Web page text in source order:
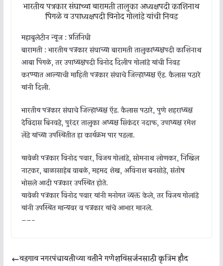
भारतीय पत्रकार संघाच्या बारामती तालुका अध्यक्षपदी काशिनाथ
पिंगळे व उपाध्यक्षपदी विनोद गोलांडे यांची निवड
महाबुलेटीन न्यूज : प्रतिनिधी
बारामती : भारतीय पत्रकार संघाच्या बारामती तालुकाध्यक्षपदी काशिनाथ
आबा पिंगळे, तर उपाध्यक्षपदी विनोद दिलीप गोलांडे यांची निवड
करण्यात आल्याची माहिती पत्रकार संघाचे जिल्हाध्यक्ष ऍड. कैलास पठारे
यांनी दिली.
भारतीय पत्रकार संघाचे जिल्हाध्यक्ष ऍड. कैलास पठारे, पुणे शहराध्यक्ष
देविदास बिनवडे, पुरंदर तालुका अध्यक्ष सिकंदर नदाफ, उपाध्यक्ष रमेश
लेंडे यांच्या उपस्थितीत हा कार्यक्रम पार पडला.
यावेळी पत्रकार विनोद पवार, विजय गोलांडे, सोमनाथ लोणकर, निखिल
नाटकर, बाळासाहेब वाबळे, महमद शेख, अविनाश बनसोडे, संतोष
भोसले आदी पत्रकार उपस्थित होते.
यावेळी पत्रकार विनोद पवार यांनी मनोगत व्यक्त केले, तर विजय गोलांडे
यांनी उपस्थित मान्यवर व पत्रकार यांचे आभार मानले.
——-
वडगाव नगरपंचायतीच्या वतीने गणेशविसर्जनसाठी कृत्रिम हौद